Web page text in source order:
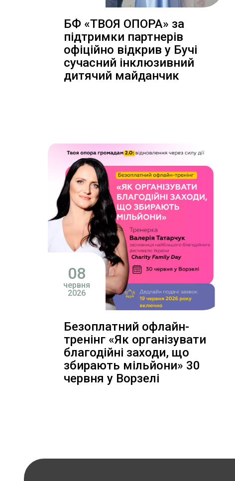
БФ «ТВОЯ ОПОРА» за
підтримки партнерів
офіційно відкрив у Бучі
сучасний інклюзивний
дитячий майданчик
08
червня
2026
Безоплатний офлайн-
тренінг «Як організувати
благодійні заходи, що
збирають мільйони» 30
червня у Ворзелі